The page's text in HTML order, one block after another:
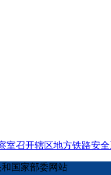
室召开辖区地方铁路安
和国家部委网站